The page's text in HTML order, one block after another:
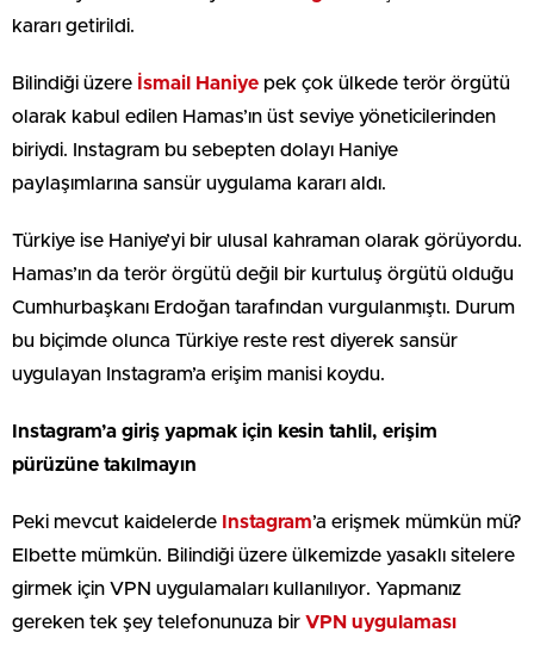
kararı getirildi.
Bilindiği üzere İsmail Haniye pek çok ülkede terör örgütü
olarak kabul edilen Hamas’ın üst seviye yöneticilerinden
biriydi. Instagram bu sebepten dolayı Haniye
paylaşımlarına sansür uygulama kararı aldı.
Türkiye ise Haniye’yi bir ulusal kahraman olarak görüyordu.
Hamas’ın da terör örgütü değil bir kurtuluş örgütü olduğu
Cumhurbaşkanı Erdoğan tarafından vurgulanmıştı. Durum
bu biçimde olunca Türkiye reste rest diyerek sansür
uygulayan Instagram’a erişim manisi koydu.
Instagram’a giriş yapmak için kesin tahlil, erişim
pürüzüne takılmayın
Peki mevcut kaidelerde Instagram’a erişmek mümkün mü?
Elbette mümkün. Bilindiği üzere ülkemizde yasaklı sitelere
girmek için VPN uygulamaları kullanılıyor. Yapmanız
gereken tek şey telefonunuza bir VPN uygulaması